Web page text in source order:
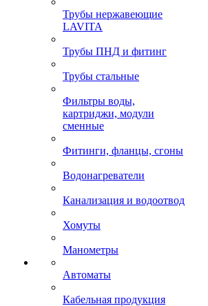
Трубы нержавеющие
LAVITA
Трубы ПНД и фитинг
Трубы стальные
Фильтры воды,
картриджи, модули
сменные
Фитинги, фланцы, сгоны
Водонагреватели
Канализация и водоотвод
Хомуты
Манометры
Автоматы
Кабельная продукция